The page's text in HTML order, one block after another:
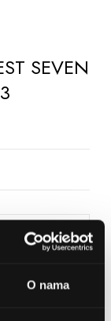
O nama
SEVEN